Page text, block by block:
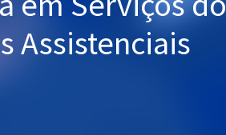
Assistenciais